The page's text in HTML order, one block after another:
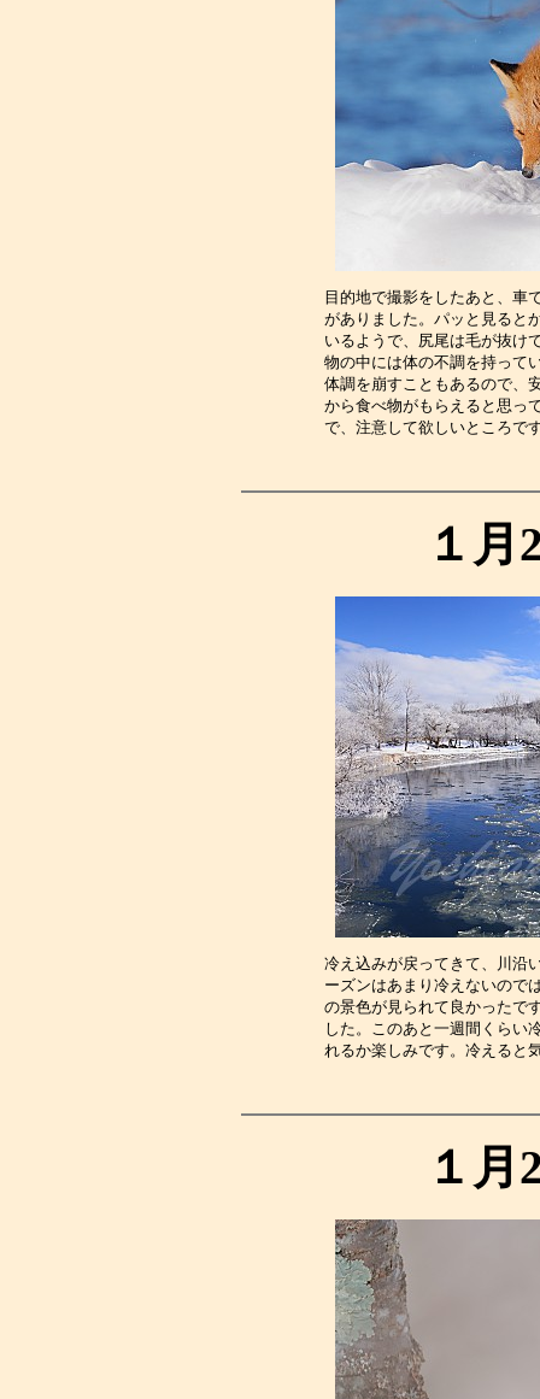
目的地で撮影をしたあと、車
がありました。パッと見ると
いるようで、尻尾は毛が抜け
物の中には体の不調を持って
体調を崩すこともあるので、
から食べ物がもらえると思っ
で、注意し
１月
冷え込みが戻ってきて、川沿
ーズンはあまり冷えないので
の景色が見られて良かったで
した。このあと一週間くらい
れるか楽しみです
１月